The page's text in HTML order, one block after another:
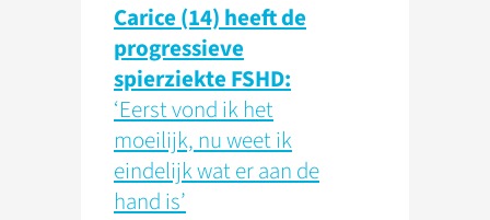
Carice (14) heeft de
progressieve
spierziekte FSHD:
‘Eerst vond ik het
moeilijk, nu weet ik
eindelijk wat er aan de
hand is’